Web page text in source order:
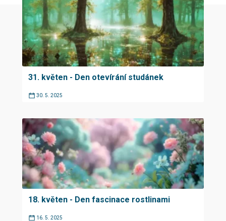
31. květen - Den otevírání studánek
30. 5. 2025
18. květen - Den fascinace rostlinami
16. 5. 2025